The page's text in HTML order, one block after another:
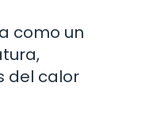
como un
del calor